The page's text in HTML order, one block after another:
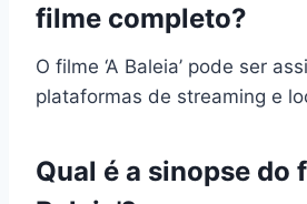
filme completo?
O filme ‘A Baleia’ pode ser
plataformas de streaming e
Qual é a sinopse do